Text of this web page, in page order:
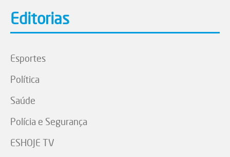
Editorias
Esportes
Política
Saúde
Polícia e Segurança
ESHOJE TV